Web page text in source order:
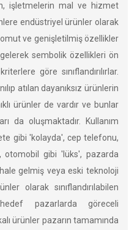
işletmelerin mal ve hizmet
endüstriyel ürünler olarak
ve genişletilmiş özellikler
sembolik özellikleri ön
göre sınıflandırılırlar.
atılan dayanıksız ürünlerin
ürünler de vardır ve bunlar
da oluşmaktadır. Kullanım
gibi 'kolayda', cep telefonu,
otomobil gibi 'lüks', pazarda
gelmiş veya eski teknoloji
olarak sınıflandırılabilen
pazarlarda göreceli
ürünler pazarın tamamında